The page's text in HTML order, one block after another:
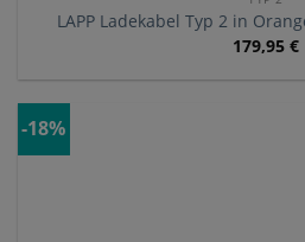
LAPP Ladekabel Typ 2 in
179,95 €
-18%